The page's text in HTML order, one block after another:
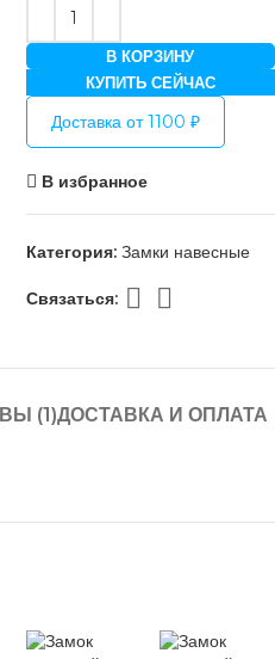
В КОРЗИНУ
КУПИТЬ СЕЙЧАС
Доставка от 1100 ₽
В избранное
Категория: Замки навесные
Связаться:
(1)ДОСТАВКА И ОПЛАТА